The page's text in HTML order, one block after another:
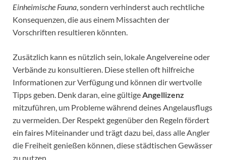
Einheimische Fauna, sondern verhinderst auch rechtliche
Konsequenzen, die aus einem Missachten der
Vorschriften resultieren könnten.
Zusätzlich kann es nützlich sein, lokale Angelvereine oder
Verbände zu konsultieren. Diese stellen oft hilfreiche
Informationen zur Verfügung und können dir wertvolle
Tipps geben. Denk daran, eine gültigeAngellizenz
mitzuführen, um Probleme während deines Angelausflugs
zu vermeiden. Der Respekt gegenüber den Regeln fördert
ein faires Miteinander und trägt dazu bei, dass alle Angler
die Freiheit genießen können, diese städtischen Gewässer
zu nutzen.